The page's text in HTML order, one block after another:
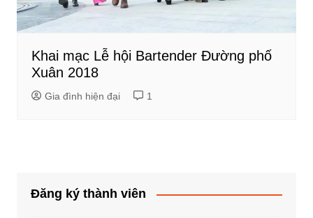
Khai mạc Lễ hội Bartender Đường phố
Xuân 2018
Gia đình hiện đại 1
Đăng ký thành viên